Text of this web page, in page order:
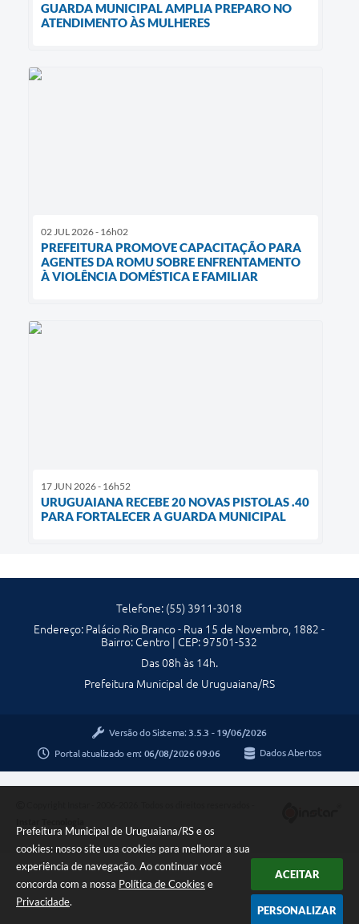
Prefeitura Municipal de Uruguaiana/RS e os
cookies: nosso site usa cookies para melhorar a sua
experiência de navegação. Ao continuar você
concorda com a nossa Política de Cookies e
Privacidade.
ACEITAR
PERSONALIZAR
GUARDA MUNICIPAL AMPLIA PREPARO NO
ATENDIMENTO ÀS MULHERES
02 JUL 2026 - 16h02
PREFEITURA PROMOVE CAPACITAÇÃO PARA
AGENTES DA ROMU SOBRE ENFRENTAMENTO
À VIOLÊNCIA DOMÉSTICA E FAMILIAR
17 JUN 2026 - 16h52
URUGUAIANA RECEBE 20 NOVAS PISTOLAS .40
PARA FORTALECER A GUARDA MUNICIPAL
Telefone: (55) 3911-3018
Endereço: Palácio Rio Branco - Rua 15 de Novembro, 1882 -
Bairro: Centro | CEP: 97501-532
Das 08h às 14h.
Prefeitura Municipal de Uruguaiana/RS
Versão do Sistema: 3.5.3 - 19/06/2026
Portal atualizado em: 06/08/2026 09:06 Dados Abertos